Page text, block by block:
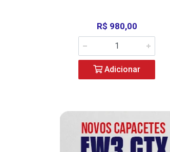
R$ 980,00
Adicionar